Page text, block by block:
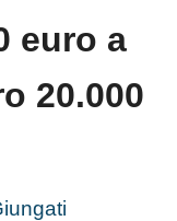
euro a
20.000